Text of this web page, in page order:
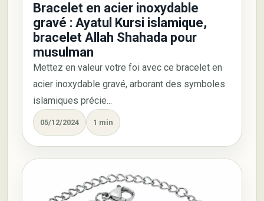
Bracelet en acier inoxydable
gravé : Ayatul Kursi islamique,
bracelet Allah Shahada pour
musulman
Mettez en valeur votre foi avec ce bracelet en
acier inoxydable gravé, arborant des symboles
islamiques précie...
05/12/2024 1 min